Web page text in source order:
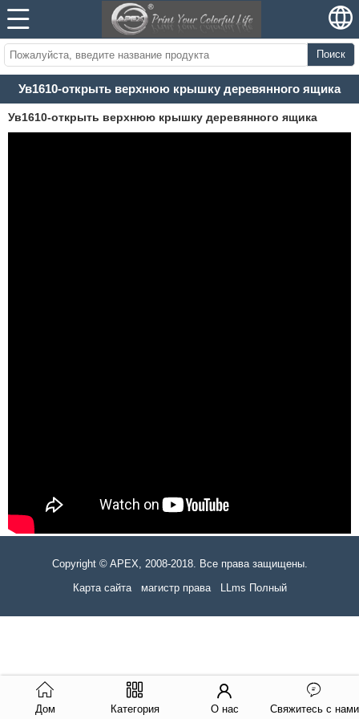
Поиск
Ув1610-открыть верхнюю крышку деревянного ящика
Ув1610-открыть верхнюю крышку деревянного ящика
Copyright © APEX, 2008-2018. Все права защищены.
Карта сайта
магистр права LLms Полный
Дом Категория О нас Свяжитесь с нами